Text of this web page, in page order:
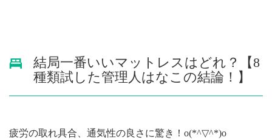
結局一番いいマットレスはどれ？【8
種類試した管理人はなこの結論！】
疲労の取れ具合、通気性の良さに驚き！o(*^▽^*)o